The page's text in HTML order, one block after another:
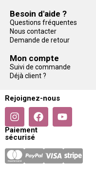
Besoin d'aide ?
Questions fréquentes
Nous contacter
Demande de retour
Mon compte
Suivi de commande
Déjà client ?
Rejoignez-nous
Paiement
sécurisé